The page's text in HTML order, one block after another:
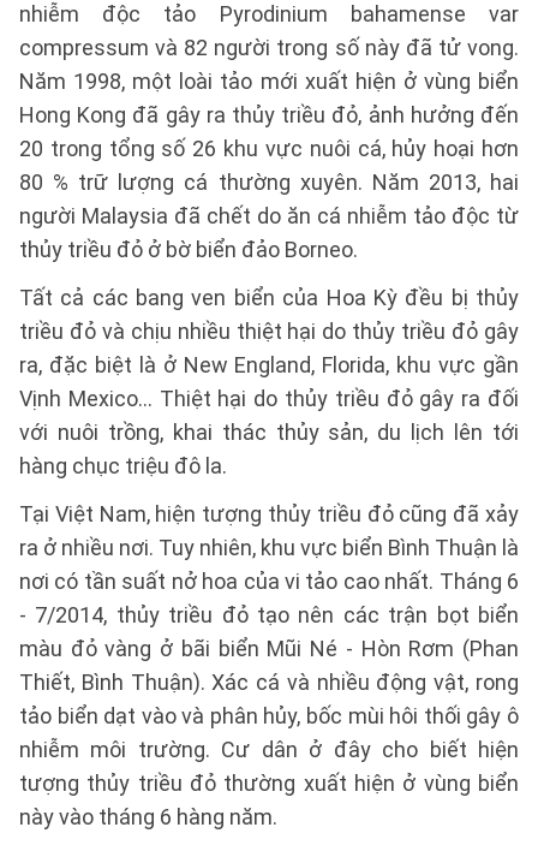
nhiễm độc tảo Pyrodinium bahamense var
compressum và 82 người trong số này đã tử vong.
Năm 1998, một loài tảo mới xuất hiện ở vùng biển
Hong Kong đã gây ra thủy triều đỏ, ảnh hưởng đến
20 trong tổng số 26 khu vực nuôi cá, hủy hoại hơn
80 % trữ lượng cá thường xuyên. Năm 2013, hai
người Malaysia đã chết do ăn cá nhiễm tảo độc từ
thủy triều đỏ ở bờ biển đảo Borneo.
Tất cả các bang ven biển của Hoa Kỳ đều bị thủy
triều đỏ và chịu nhiều thiệt hại do thủy triều đỏ gây
ra, đặc biệt là ở New England, Florida, khu vực gần
Vịnh Mexico… Thiệt hại do thủy triều đỏ gây ra đối
với nuôi trồng, khai thác thủy sản, du lịch lên tới
hàng chục triệu đô la.
Tại Việt Nam, hiện tượng thủy triều đỏ cũng đã xảy
ra ở nhiều nơi. Tuy nhiên, khu vực biển Bình Thuận là
nơi có tần suất nở hoa của vi tảo cao nhất. Tháng 6
- 7/2014, thủy triều đỏ tạo nên các trận bọt biển
màu đỏ vàng ở bãi biển Mũi Né - Hòn Rơm (Phan
Thiết, Bình Thuận). Xác cá và nhiều động vật, rong
tảo biển dạt vào và phân hủy, bốc mùi hôi thối gây ô
nhiễm môi trường. Cư dân ở đây cho biết hiện
tượng thủy triều đỏ thường xuất hiện ở vùng biển
này vào tháng 6 hàng năm.